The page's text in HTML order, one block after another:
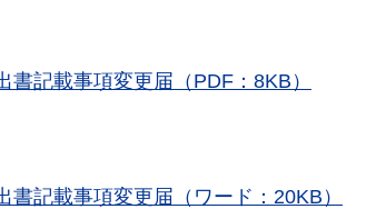
書記載事項変更届（PDF：8KB）
書記載事項変更届（ワード：20KB）